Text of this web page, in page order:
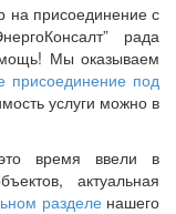
на присоединение с
рада
Мы оказываем
присоединение под
услуги можно в
время ввели в
актуальная
разделе нашего